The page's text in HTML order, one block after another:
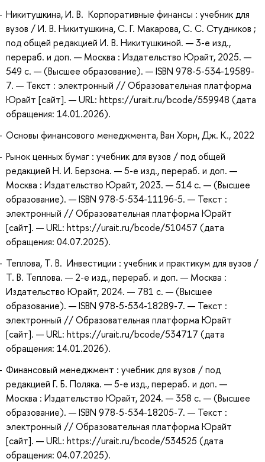
Никитушкина, И. В. Корпоративные финансы : учебник для
вузов / И. В. Никитушкина, С. Г. Макарова, С. С. Студников ;
под общей редакцией И. В. Никитушкиной. — 3-е изд.,
перераб. и доп. — Москва : Издательство Юрайт, 2025. —
549 с. — (Высшее образование). — ISBN 978-5-534-19589-
7. — Текст : электронный // Образовательная платформа
Юрайт [сайт]. — URL: https://urait.ru/bcode/559948 (дата
обращения: 14.01.2026).
Основы финансового менеджмента, Ван Хорн, Дж. К., 2022
Рынок ценных бумаг : учебник для вузов / под общей
редакцией Н. И. Берзона. — 5-е изд., перераб. и доп. —
Москва : Издательство Юрайт, 2023. — 514 с. — (Высшее
образование). — ISBN 978-5-534-11196-5. — Текст :
электронный // Образовательная платформа Юрайт
[сайт]. — URL: https://urait.ru/bcode/510457 (дата
обращения: 04.07.2025).
Теплова, Т. В. Инвестиции : учебник и практикум для вузов /
Т. В. Теплова. — 2-е изд., перераб. и доп. — Москва :
Издательство Юрайт, 2024. — 781 с. — (Высшее
образование). — ISBN 978-5-534-18289-7. — Текст :
электронный // Образовательная платформа Юрайт
[сайт]. — URL: https://urait.ru/bcode/534717 (дата
обращения: 14.01.2026).
Финансовый менеджмент : учебник для вузов / под
редакцией Г. Б. Поляка. — 5-е изд., перераб. и доп. —
Москва : Издательство Юрайт, 2024. — 358 с. — (Высшее
образование). — ISBN 978-5-534-18205-7. — Текст :
электронный // Образовательная платформа Юрайт
[сайт]. — URL: https://urait.ru/bcode/534525 (дата
обращения: 04.07.2025).